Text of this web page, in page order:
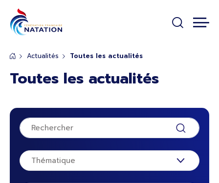
Actualités Toutes les actualités
Toutes les actualités
Thématique
Panneau de gestion des cookies